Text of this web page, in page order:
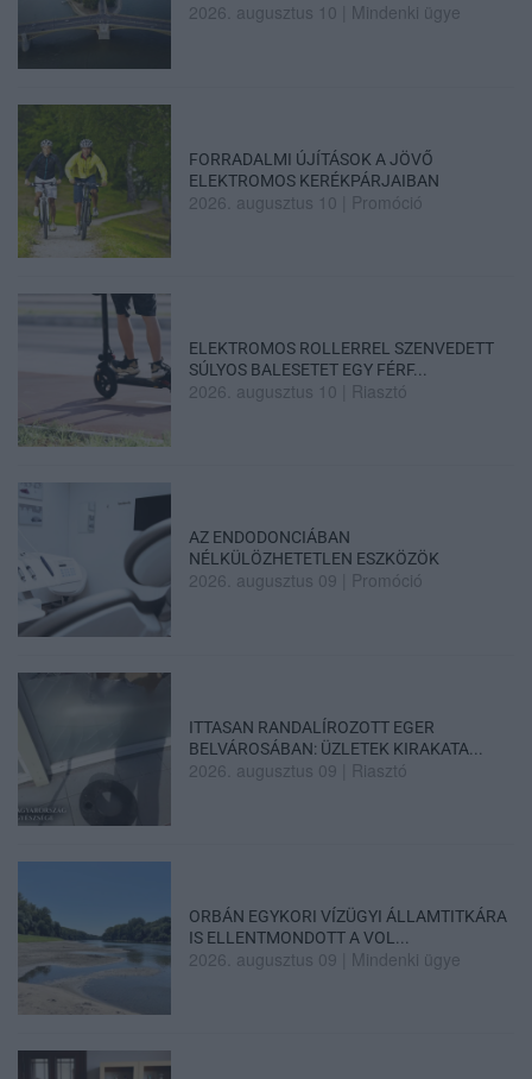
2026. augusztus 10 Mindenki ügye
FORRADALMI ÚJÍTÁSOK A JÖVŐ
ELEKTROMOS KERÉKPÁRJAIBAN
2026. augusztus 10 Promóció
ELEKTROMOS ROLLERREL SZENVEDETT
SÚLYOS BALESETET EGY FÉRF...
2026. augusztus 10 Riasztó
AZ ENDODONCIÁBAN
NÉLKÜLÖZHETETLEN ESZKÖZÖK
2026. augusztus 09 Promóció
ITTASAN RANDALÍROZOTT EGER
BELVÁROSÁBAN: ÜZLETEK KIRAKATA...
2026. augusztus 09 Riasztó
ORBÁN EGYKORI VÍZÜGYI ÁLLAMTITKÁRA
IS ELLENTMONDOTT A VOL...
2026. augusztus 09 Mindenki ügye